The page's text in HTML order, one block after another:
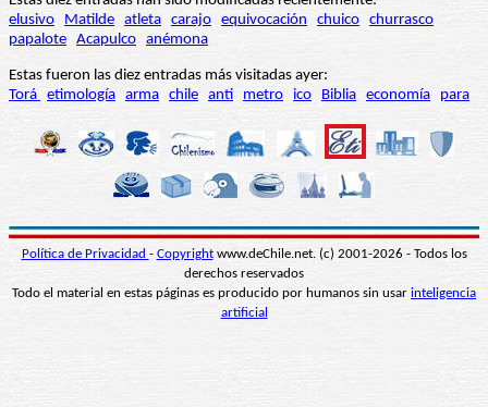
elusivo
Matilde atleta carajo equivocación chuico churrasco
papalote Acapulco anémona
Estas fueron las diez entradas más visitadas ayer:
Torá etimología arma chile anti metro ico Biblia economía para
Política de Privacidad - Copyrightwww.deChile.net. (c) 2001-2026 - Todos los
derechos reservados
Todo el material en estas páginas es producido por humanos sin usar inteligencia
artificial